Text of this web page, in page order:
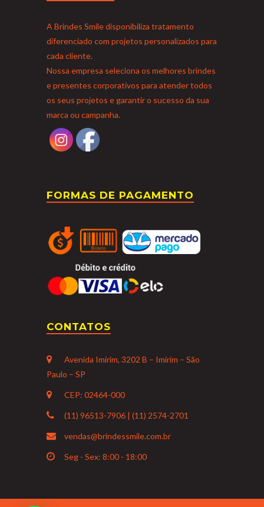
A Brindes Smile disponibiliza tratamento
diferenciado com projetos personalizados para
cada cliente.
Nossa empresa seleciona os melhores brindes
e presentes corporativos para atender todos
os seus projetos e garantir o sucesso da sua
marca ou campanha.
FORMAS DE PAGAMENTO
CONTATOS
Avenida Imirim, 3202 B – Imirim – São
Paulo – SP
CEP: 02464-000
(11) 96513-7906 | (11) 2574-2701
vendas@brindessmile.com.br
Seg - Sex: 8:00 - 18:00